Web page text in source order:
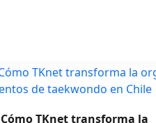
Cómo TKnet transforma la